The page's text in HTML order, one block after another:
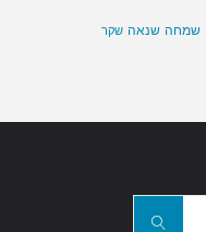
שמחה שנאה שקר
חפשו